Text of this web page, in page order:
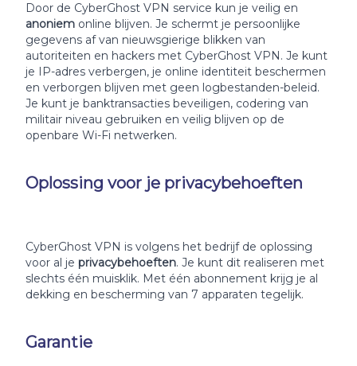
Door de CyberGhost VPN service kun je veilig en
anoniem online blijven. Je schermt je persoonlijke
gegevens af van nieuwsgierige blikken van
autoriteiten en hackers met CyberGhost VPN. Je kunt
je IP-adres verbergen, je online identiteit beschermen
en verborgen blijven met geen logbestanden-beleid.
Je kunt je banktransacties beveiligen, codering van
militair niveau gebruiken en veilig blijven op de
openbare Wi-Fi netwerken.
Oplossing voor je privacybehoeften
CyberGhost VPN is volgens het bedrijf de oplossing
voor al je privacybehoeften. Je kunt dit realiseren met
slechts één muisklik. Met één abonnement krijg je al
dekking en bescherming van 7 apparaten tegelijk.
Garantie